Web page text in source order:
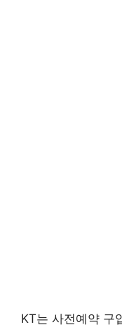
KT는 사전예약 구